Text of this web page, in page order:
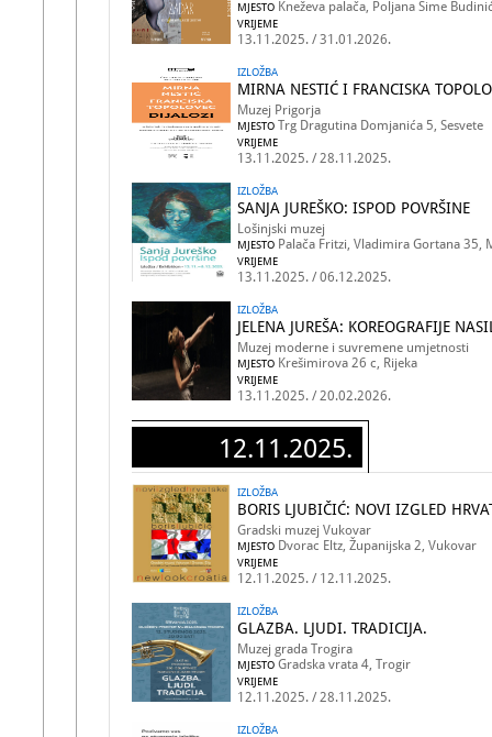
MJESTO Kneževa palača, Poljana Šime
VRIJEME
13.11.2025. / 31.01.2026.
IZLOŽBA
MIRNA NESTIĆ I FRANCISKA
Muzej Prigorja
MJESTO Trg Dragutina Domjanića 5, Sesvete
VRIJEME
13.11.2025. / 28.11.2025.
IZLOŽBA
SANJA JUREŠKO: ISPOD POVRŠINE
Lošinjski muzej
MJESTO Palača Fritzi, Vladimira Gortana 35,
VRIJEME
13.11.2025. / 06.12.2025.
IZLOŽBA
JELENA JUREŠA: KOREOGRAFIJE
Muzej moderne i suvremene umjetnosti
MJESTO Krešimirova 26 c, Rijeka
VRIJEME
13.11.2025. / 20.02.2026.
12.11.2025.
IZLOŽBA
BORIS LJUBIČIĆ: NOVI IZGLED
Gradski muzej Vukovar
MJESTO Dvorac Eltz, Županijska 2, Vukovar
VRIJEME
12.11.2025. / 12.11.2025.
IZLOŽBA
GLAZBA. LJUDI. TRADICIJA.
Muzej grada Trogira
MJESTO Gradska vrata 4, Trogir
VRIJEME
12.11.2025. / 28.11.2025.
IZLOŽBA